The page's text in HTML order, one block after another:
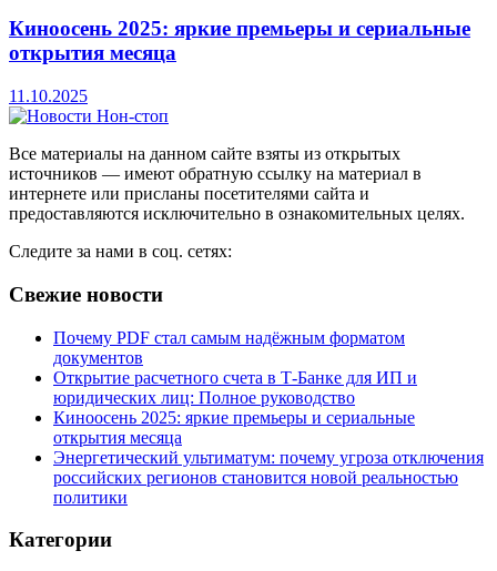
Киноосень 2025: яркие премьеры и сериальные
открытия месяца
11.10.2025
Все материалы на данном сайте взяты из открытых
источников — имеют обратную ссылку на материал в
интернете или присланы посетителями сайта и
предоставляются исключительно в ознакомительных целях.
Следите за нами в соц. сетях:
Свежие новости
Почему PDF стал самым надёжным форматом
документов
Открытие расчетного счета в Т-Банке для ИП и
юридических лиц: Полное руководство
Киноосень 2025: яркие премьеры и сериальные
открытия месяца
Энергетический ультиматум: почему угроза отключения
российских регионов становится новой реальностью
политики
Категории